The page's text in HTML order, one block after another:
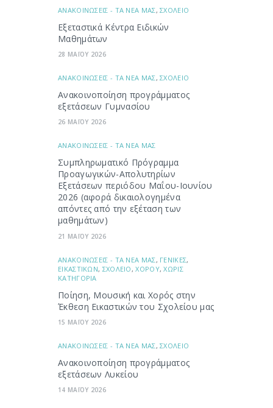
ΑΝΑΚΟΙΝΩΣΕΙΣ - ΤΑ ΝΕΑ ΜΑΣ,ΣΧΟΛΕΙΟ
Εξεταστικά Κέντρα Ειδικών
Μαθημάτων
28 ΜΑΪΟΥ 2026
ΑΝΑΚΟΙΝΩΣΕΙΣ - ΤΑ ΝΕΑ ΜΑΣ,ΣΧΟΛΕΙΟ
Ανακοινοποίηση προγράμματος
εξετάσεων Γυμνασίου
26 ΜΑΪΟΥ 2026
ΑΝΑΚΟΙΝΩΣΕΙΣ - ΤΑ ΝΕΑ ΜΑΣ
Συμπληρωματικό Πρόγραμμα
Προαγωγικών-Απολυτηρίων
Εξετάσεων περιόδου Μαΐου-Ιουνίου
2026 (αφορά δικαιολογημένα
απόντες από την εξέταση των
μαθημάτων)
21 ΜΑΪΟΥ 2026
ΑΝΑΚΟΙΝΩΣΕΙΣ - ΤΑ ΝΕΑ ΜΑΣ, ΓΕΝΙΚΕΣ,
ΕΙΚΑΣΤΙΚΩΝ, ΣΧΟΛΕΙΟ ,ΧΟΡΟΥ,ΧΩΡΙΣ
ΚΑΤΗΓΟΡΙΑ
Ποίηση, Μουσική και Χορός στην
Έκθεση Εικαστικών του Σχολείου μας
15 ΜΑΪΟΥ 2026
ΑΝΑΚΟΙΝΩΣΕΙΣ - ΤΑ ΝΕΑ ΜΑΣ,ΣΧΟΛΕΙΟ
Ανακοινοποίηση προγράμματος
εξετάσεων Λυκείου
14 ΜΑΪΟΥ 2026